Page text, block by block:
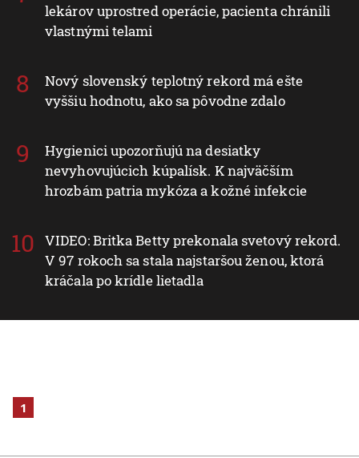
lekárov uprostred operácie, pacienta chránili
vlastnými telami
Nový slovenský teplotný rekord má ešte
vyššiu hodnotu, ako sa pôvodne zdalo
Hygienici upozorňujú na desiatky
nevyhovujúcich kúpalísk. K najväčším
hrozbám patria mykóza a kožné infekcie
VIDEO: Britka Betty prekonala svetový rekord.
V 97 rokoch sa stala najstaršou ženou, ktorá
kráčala po krídle lietadla
1